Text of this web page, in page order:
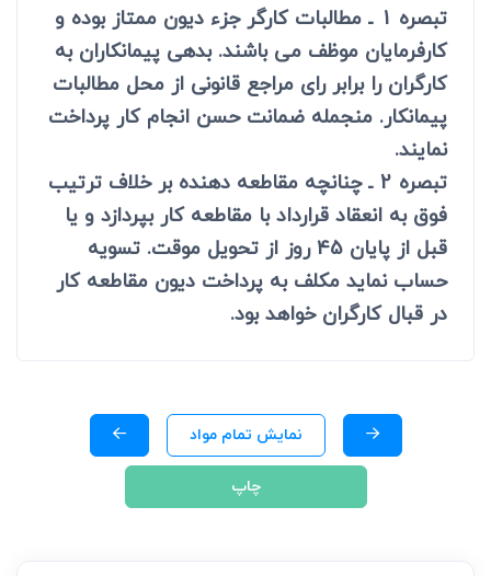
تبصره 1 ـ مطالبات کارگر جزء دیون ممتاز بوده و
کارفرمایان موظف می باشند. بدهی پیمانکاران به
کارگران را برابر رای مراجع قانونی از محل مطالبات
پیمانکار. منجمله ضمانت حسن انجام کار پرداخت
نمایند.
تبصره 2 ـ چنانچه مقاطعه دهنده بر خلاف ترتیب
فوق به انعقاد قرارداد با مقاطعه کار بپردازد و یا
قبل از پایان 45 روز از تحویل موقت. تسویه
حساب نماید مکلف به پرداخت دیون مقاطعه کار
در قبال کارگران خواهد بود.
نمایش تمام مواد
چاپ